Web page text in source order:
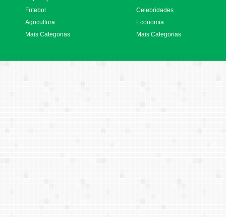
Futebol
Agricultura
Mais Categorias
Celebridades
Economia
Mais Categorias